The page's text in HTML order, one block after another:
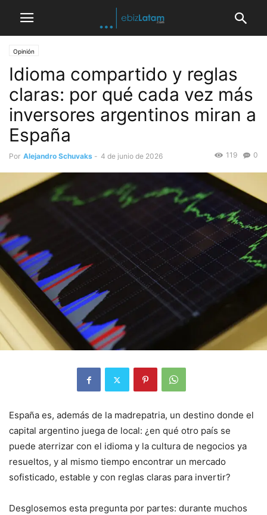
Opinión
Idioma compartido y reglas
claras: por qué cada vez más
inversores argentinos miran a
España
Por Alejandro Schuvaks - 4 de junio de 2026 0
119
España es, además de la madrepatria, un destino donde el
capital argentino juega de local: ¿en qué otro país se
puede aterrizar con el idioma y la cultura de negocios ya
resueltos, y al mismo tiempo encontrar un mercado
sofisticado, estable y con reglas claras para invertir?
Desglosemos esta pregunta por partes: durante muchos